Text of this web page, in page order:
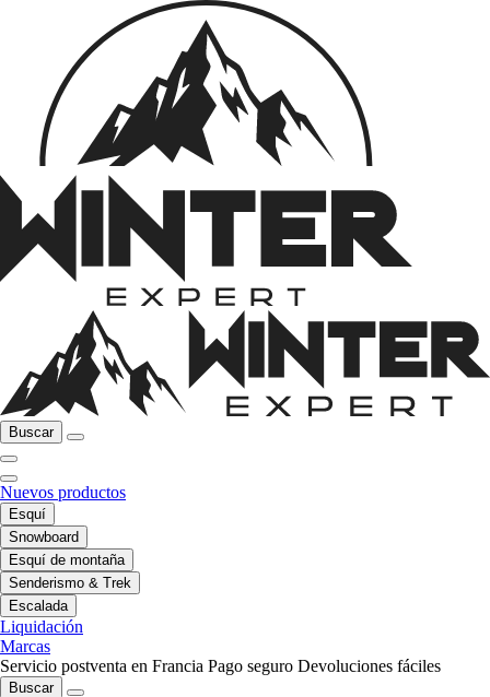
Buscar
Nuevos productos
Esquí
Snowboard
Esquí de montaña
Senderismo & Trek
Escalada
Liquidación
Marcas
Servicio postventa en Francia Pago seguro Devoluciones fáciles
Buscar